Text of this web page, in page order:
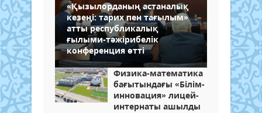
«Қызылорданың астаналық
кезеңі: тарих пен тағылым»
атты республикалық
ғылыми-тәжірибелік
конференция өтті
Физика-математика
бағытындағы «Білім-
инновация» лицей-
интернаты ашылды